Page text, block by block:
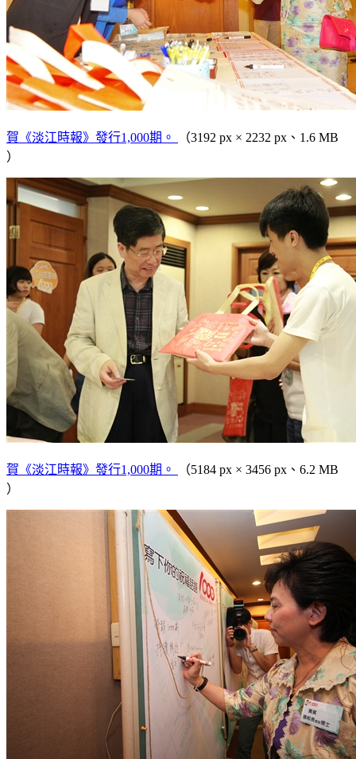
賀《淡江時報》發行1,000期。
（3192 px × 2232 px、1.6 MB
）
賀《淡江時報》發行1,000期。
（5184 px × 3456 px、6.2 MB
）